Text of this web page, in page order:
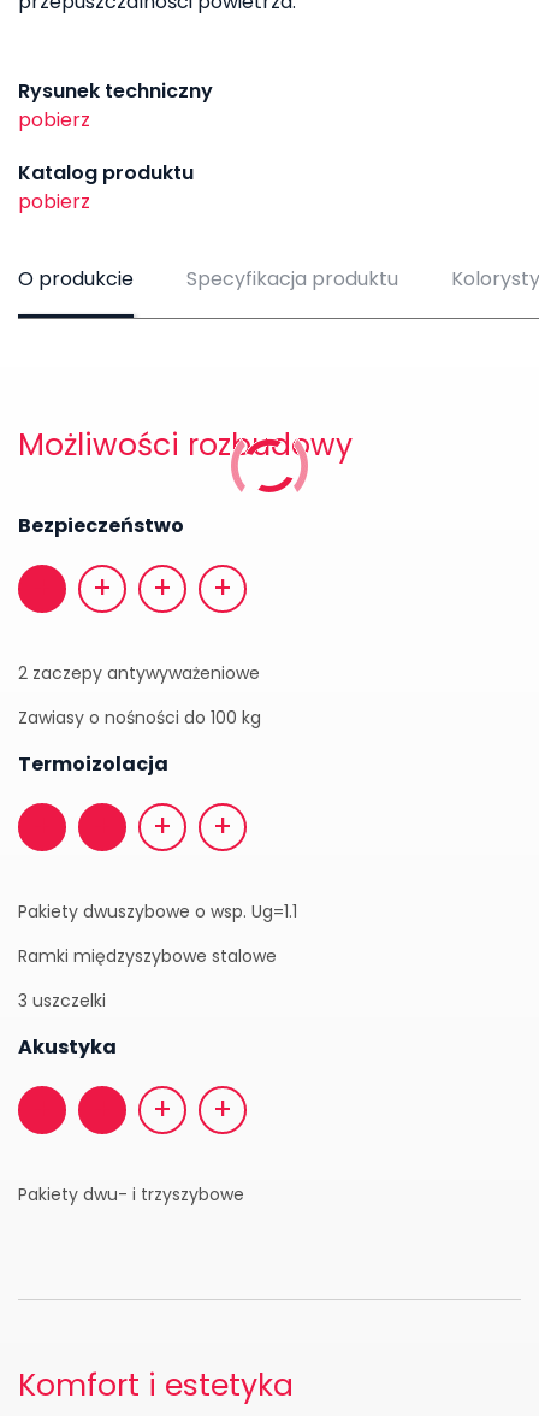
Rysunek techniczny
pobierz
Katalog produktu
pobierz
O produkcie Specyfikacja produktu
Możliwości rozbudowy
Bezpieczeństwo
+ + +
2 zaczepy antywyważeniowe
Zawiasy o nośności do 100 kg
Termoizolacja
+ +
Pakiety dwuszybowe o wsp. Ug=1.1
Ramki międzyszybowe stalowe
3 uszczelki
Akustyka
+ +
Pakiety dwu- i trzyszybowe
Komfort i estetyka